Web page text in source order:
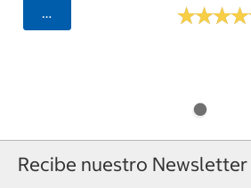
Seleccionar Código Postal
★★★★
★★★★
Recibe nuestro Newsletter